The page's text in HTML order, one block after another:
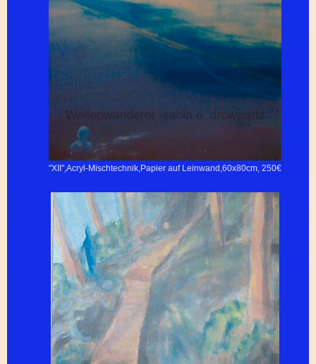
"XII",Acryl-Mischtechnik,Papier auf Leinwand,60x80cm, 250€